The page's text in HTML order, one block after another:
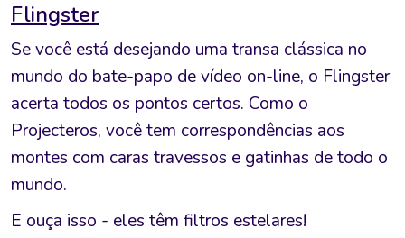
Flingster
Se você está desejando uma transa clássica no
mundo do bate-papo de vídeo on-line, o Flingster
acerta todos os pontos certos. Como o
Projecteros, você tem correspondências aos
montes com caras travessos e gatinhas de todo o
mundo.
E ouça isso - eles têm filtros estelares!